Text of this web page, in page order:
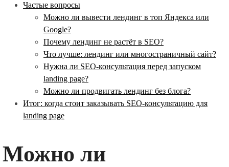
Частые вопросы
Можно ли вывести лендинг в топ Яндекса или
Google?
Почему лендинг не растёт в SEO?
Что лучше: лендинг или многостраничный сайт?
Нужна ли SEO-консультация перед запуском
landing page?
Можно ли продвигать лендинг без блога?
Итог: когда стоит заказывать SEO-консультацию для
landing page
Можно ли